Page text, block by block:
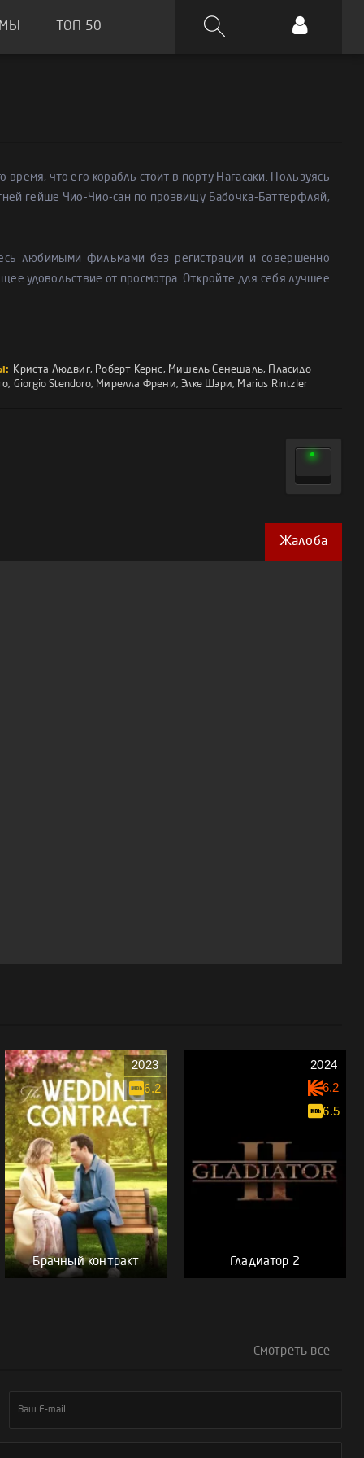
ТОП 50
что его корабль стоит в порту Нагасаки. Пользуясь
гейше Чио-Чио-сан по прозвищу Бабочка-Баттерфляй,
любимыми фильмами без регистрации и совершенно
удовольствие от просмотра. Откройте для себя лучшее
Криста Людвиг, Роберт Кернс, Мишель Сенешаль,
Пласидо
, Giorgio Stendoro, Мирелла Френи,Элке Шэри, Marius Rintzler
Жалоба
Брачный контракт
2023
6.2
Гладиатор 2
2024
6.2
6.5
Смотреть все